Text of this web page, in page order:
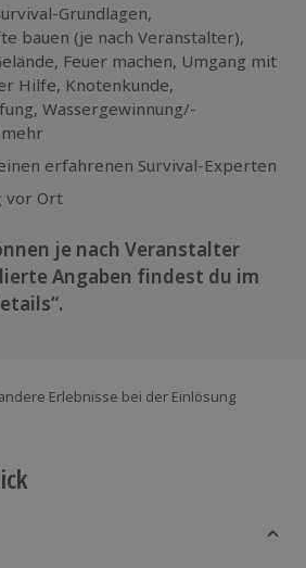
Grundlagen,
bauen (je nach Veranstalter),
Feuer machen, Umgang mit
Hilfe, Knotenkunde,
Wassergewinnung/-
erfahrenen Survival-Experten
vor Ort
je nach Veranstalter
Angaben findest du im
Erlebnisse bei der Einlösung